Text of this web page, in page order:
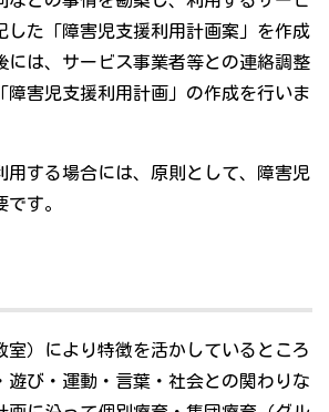
した「障害児支援利用計画案」を作成
には、サービス事業者等との連絡調整
障害児支援利用計画」の作成を行いま
用する場合には、原則として、障害児
す。
室）により特徴を活かしているところ
遊び・運動・言葉・社会との関わりな